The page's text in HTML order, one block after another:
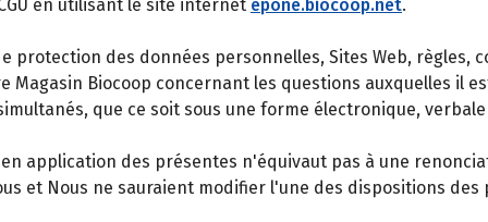
en utilisant le site internet epone.biocoop.net.
protection des données personnelles, Sites Web,
Biocoop concernant les questions auxquelles il
que ce soit sous une forme électronique,
application des présentes n'équivaut pas à une
et Nous ne sauraient modifier l'une des dispositions des